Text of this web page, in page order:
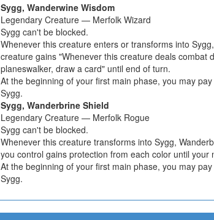
Sygg, Wanderwine Wisdom
Legendary Creature — Merfolk Wizard
Sygg can't be blocked.
Whenever this creature enters or transforms into
creature gains "Whenever this creature deals combat
planeswalker, draw a card" until end of turn.
At the beginning of your first main phase, you may
Sygg.
Sygg, Wanderbrine Shield
Legendary Creature — Merfolk Rogue
Sygg can't be blocked.
Whenever this creature transforms into Sygg,
you control gains protection from each color until your
At the beginning of your first main phase, you may
Sygg.